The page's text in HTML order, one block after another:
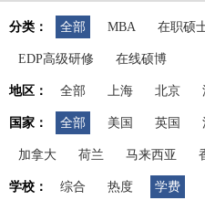
分类： 全部 MBA 在职硕
EDP高级研修 在线硕博
地区： 全部 上海 北京
国家： 全部 美国 英国
加拿大 荷兰 马来西亚
学校： 综合 热度 学费